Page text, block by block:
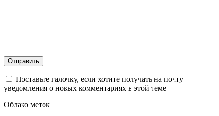
Поставьте галочку, если хотите получать на почту
уведомления о новых комментариях в этой теме
Облако меток